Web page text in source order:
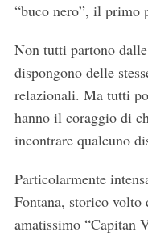
“buco nero”, il primo
Non tutti partono
dispongono delle
relazionali. Ma tutti
hanno il coraggio di
incontrare qualcuno
Particolarmente
Fontana, storico
amatissimo “Capitan